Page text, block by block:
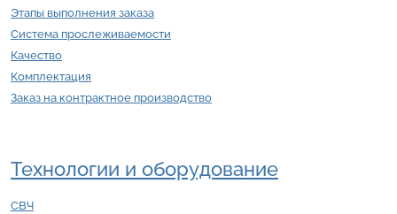
Этапы выполнения заказа
Система прослеживаемости
Качество
Комплектация
Заказ на контрактное производство
Технологии и оборудование
СВЧ